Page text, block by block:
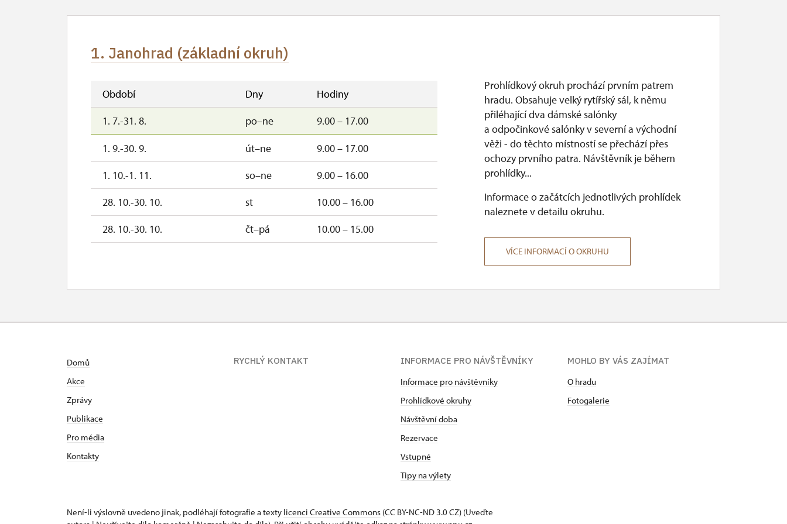
1. Janohrad (základní okruh)
Období Dny
Hodiny
1. 7.-31. 8.
po–ne 9.00 – 17.00
1. 9.-30. 9. út–ne
9.00 – 17.00
1. 10.-1. 11.
so–ne
9.00 – 16.00
28. 10.-30. 10.
st
10.00 – 16.00
28. 10.-30. 10.
čt–pá 10.00 – 15.00
Prohlídkový okruh prochází prvním patrem
hradu. Obsahuje velký rytířský sál, k němu
přiléhající dva dámské salónky
a odpočinkové salónky v severní a východní
věži - do těchto místností se přechází přes
ochozy prvního patra. Návštěvník je během
prohlídky...
Informace o začátcích jednotlivých prohlídek
naleznete v detailu okruhu.
VÍCE INFORMACÍ O OKRUHU
Domů
Akce
Zprávy
Publikace
Pro média
Kontakty
RYCHLÝ KONTAKT
INFORMACE PRO NÁVŠTĚVNÍKY
Informace pro návštěvníky
Prohlídkové okruhy
Návštěvní doba
Rezervace
Vstupné
Tipy na výlety
MOHLO BY VÁS ZAJÍMAT
O hradu
Fotogalerie
Není-li výslovně uvedeno jinak, podléhají fotografie a texty licenci Creative Commons (CC BY-NC-ND 3.0 CZ) (Uveďte